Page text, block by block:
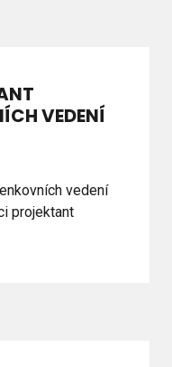
VEDENÍ
vedení
projektant
VEDENÍ
vedení
projektant